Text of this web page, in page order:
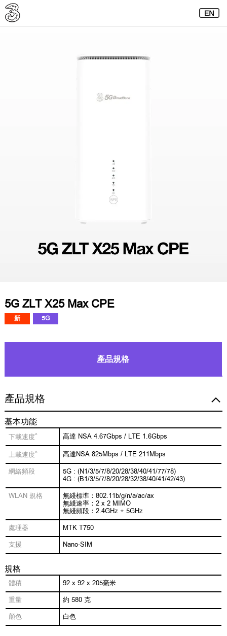
5G ZLT X25 Max CPE
新 5G
產品規格
產品規格
基本功能
下載速度^ 高達 NSA 4.67Gbps / LTE 1.6Gbps
上載速度^ 高達NSA 825Mbps / LTE 211Mbps
網絡頻段
5G : (N1/3/5/7/8/20/28/38/40/41/77/78)
4G : (B1/3/5/7/8/20/28/32/38/40/41/42/43)
WLAN 規格
無綫標準：802.11b/g/n/a/ac/ax
無綫速率：2 x 2 MIMO
無綫頻段：2.4GHz + 5GHz
處理器 MTK T750
支援 Nano-SIM
規格
體積 92 x 92 x 205毫米
重量 約 580 克
顏色 白色